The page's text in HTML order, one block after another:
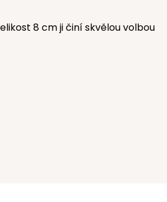
8 cm ji činí skvělou volbou